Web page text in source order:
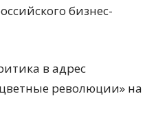
бизнес-
в адрес
революции» на